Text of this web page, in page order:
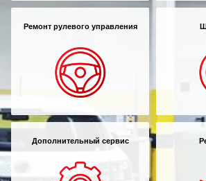
Ремонт рулевого управления
Дополнительный сервис